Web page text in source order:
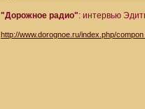
"Дорожное радио": интервью
http://www.dorognoe.ru/index.php/